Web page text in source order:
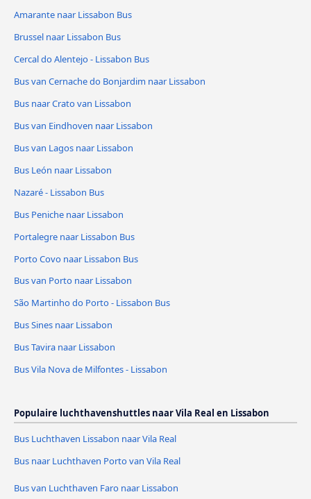
Amarante naar Lissabon Bus
Brussel naar Lissabon Bus
Cercal do Alentejo - Lissabon Bus
Bus van Cernache do Bonjardim naar Lissabon
Bus naar Crato van Lissabon
Bus van Eindhoven naar Lissabon
Bus van Lagos naar Lissabon
Bus León naar Lissabon
Nazaré - Lissabon Bus
Bus Peniche naar Lissabon
Portalegre naar Lissabon Bus
Porto Covo naar Lissabon Bus
Bus van Porto naar Lissabon
São Martinho do Porto - Lissabon Bus
Bus Sines naar Lissabon
Bus Tavira naar Lissabon
Bus Vila Nova de Milfontes - Lissabon
Populaire luchthavenshuttles naar Vila Real en Lissabon
Bus Luchthaven Lissabon naar Vila Real
Bus naar Luchthaven Porto van Vila Real
Bus van Luchthaven Faro naar Lissabon